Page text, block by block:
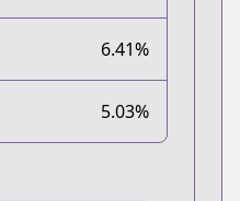
6.41%
5.03%